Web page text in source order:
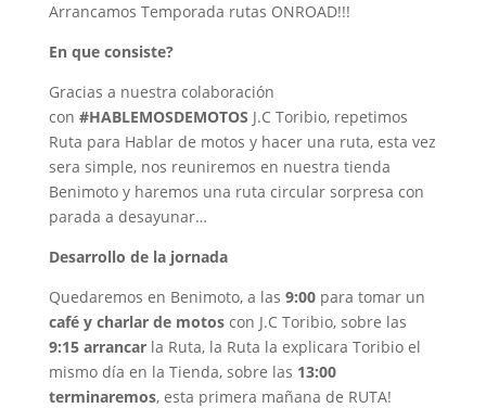
Arrancamos Temporada rutas ONROAD!!!
En que consiste?
Gracias a nuestra colaboración
con #HABLEMOSDEMOTOS J.C Toribio, repetimos
Ruta para Hablar de motos y hacer una ruta, esta vez
sera simple, nos reuniremos en nuestra tienda
Benimoto y haremos una ruta circular sorpresa con
parada a desayunar…
Desarrollo de la jornada
Quedaremos en Benimoto, a las 9:00para tomar un
café y charlar de motoscon J.C Toribio, sobre las
9:15 arrancarla Ruta, la Ruta la explicara Toribio el
mismo día en la Tienda, sobre las 13:00
terminaremos, esta primera mañana de RUTA!